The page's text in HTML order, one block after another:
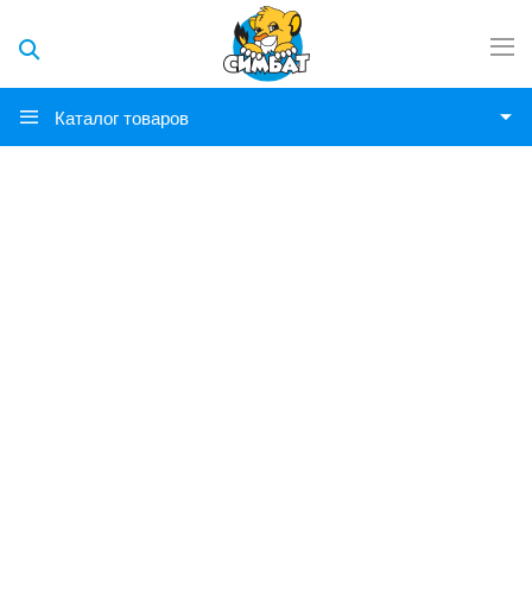
Каталог товаров